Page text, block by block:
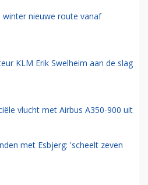
nieuwe route vanaf
KLM Erik Swelheim aan de slag
vlucht met Airbus A350-900 uit
met Esbjerg: 'scheelt zeven